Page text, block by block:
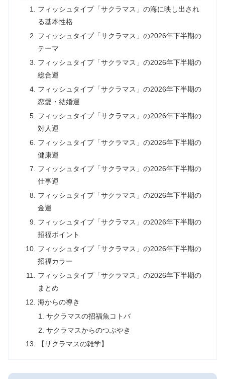
フィッシュタイプ「サクラマス」の海に映し出され
る基本性格
フィッシュタイプ「サクラマス」の2026年下半期の
テーマ
フィッシュタイプ「サクラマス」の2026年下半期の
総合運
フィッシュタイプ「サクラマス」の2026年下半期の
恋愛・結婚運
フィッシュタイプ「サクラマス」の2026年下半期の
対人運
フィッシュタイプ「サクラマス」の2026年下半期の
健康運
フィッシュタイプ「サクラマス」の2026年下半期の
仕事運
フィッシュタイプ「サクラマス」の2026年下半期の
金運
フィッシュタイプ「サクラマス」の2026年下半期の
招福ポイント
フィッシュタイプ「サクラマス」の2026年下半期の
招福カラー
フィッシュタイプ「サクラマス」の2026年下半期の
まとめ
海からの導き
サクラマスの招福魚コトバ
サクラマスからのつぶやき
【サクラマスの雑学】